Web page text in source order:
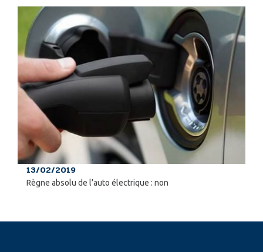
13/02/2019
Règne absolu de l’auto électrique : non